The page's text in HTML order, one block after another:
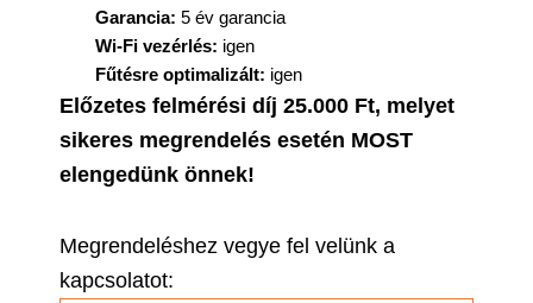
Garancia: 5 év garancia
Wi-Fi vezérlés: igen
Fűtésre optimalizált: igen
Előzetes felmérési díj 25.000 Ft, melyet
sikeres megrendelés esetén MOST
elengedünk önnek!
Megrendeléshez vegye fel velünk a
kapcsolatot: